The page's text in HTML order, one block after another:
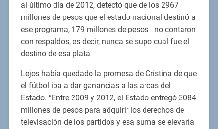
al último día de 2012, detectó que de los 2967
millones de pesos que el estado nacional destinó a
ese programa, 179 millones de pesos no contaron
con respaldos, es decir, nunca se supo cual fue el
destino de esa plata.
Lejos había quedado la promesa de Cristina de que
el fútbol iba a dar ganancias a las arcas del
Estado. “Entre 2009 y 2012, el Estado entregó 3084
millones de pesos para adquirir los derechos de
televisación de los partidos y esa suma se elevaría